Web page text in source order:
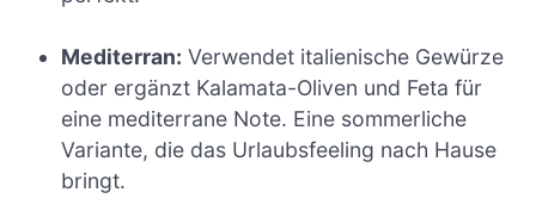
Mediterran: Verwendet italienische Gewürze
oder ergänzt Kalamata-Oliven und Feta für
eine mediterrane Note. Eine sommerliche
Variante, die das Urlaubsfeeling nach Hause
bringt.